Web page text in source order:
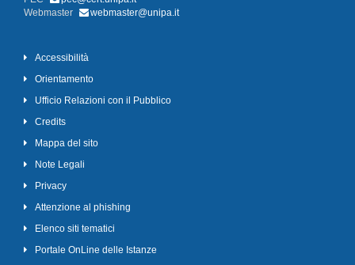
Webmaster
webmaster@unipa.it
Accessibilità
Orientamento
Ufficio Relazioni con il Pubblico
Credits
Mappa del sito
Note Legali
Privacy
Attenzione al phishing
Elenco siti tematici
Portale OnLine delle Istanze